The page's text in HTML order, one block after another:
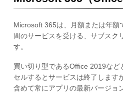
Microsoft 365は、月額または年額
間のサービスを受ける、サブスク
す。
買い切り型であるOffice 2019など
セルするとサービスは終了します
含めて常にアプリの最新バージョ